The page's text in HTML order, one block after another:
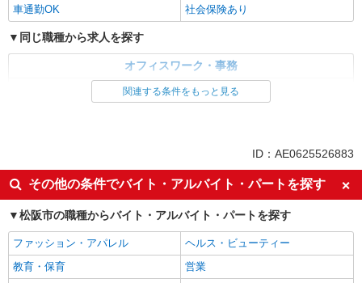
車通勤OK
社会保険あり
同じ職種から求人を探す
オフィスワーク・事務
車通勤OK
社会保険あり
関連する条件をもっと見る
ID：AE0625526883
その他の条件でバイト・アルバイト・パートを探す
松阪市の職種からバイト・アルバイト・パートを探す
ファッション・アパレル
ヘルス・ビューティー
教育・保育
営業